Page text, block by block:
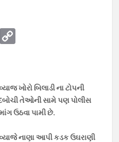
T
y
Li
n
k
ખોરો બિલાડી ના ટોપની
તેઓની સામે પણ પોલીસ
ઉઠવા પામી છે.
વ્યાજે નાણા આપી કડક ઉઘરાણી